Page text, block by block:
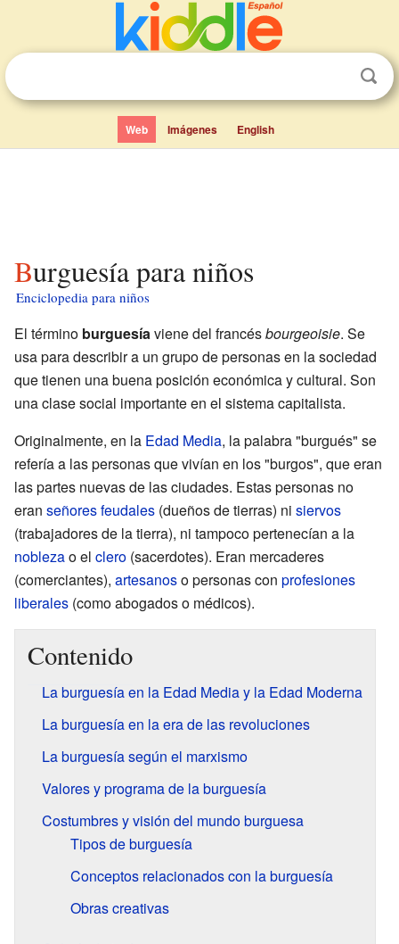
Web Imágenes English
Burguesía para niños
Enciclopedia para niños
El término burguesíaviene del francésbourgeoisie. Se
usa para describir a un grupo de personas en la sociedad
que tienen una buena posición económica y cultural. Son
una clase social importante en el sistema capitalista.
Originalmente, en la Edad Media, la palabra "burgués" se
refería a las personas que vivían en los "burgos", que eran
las partes nuevas de las ciudades. Estas personas no
eran señores feudales (dueños de tierras) ni siervos
(trabajadores de la tierra), ni tampoco pertenecían a la
noblezao el clero (sacerdotes). Eran mercaderes
(comerciantes), artesanoso personas con profesiones
liberales (como abogados o médicos).
Contenido
La burguesía en la Edad Media y la Edad Moderna
La burguesía en la era de las revoluciones
La burguesía según el marxismo
Valores y programa de la burguesía
Costumbres y visión del mundo burguesa
Tipos de burguesía
Conceptos relacionados con la burguesía
Obras creativas